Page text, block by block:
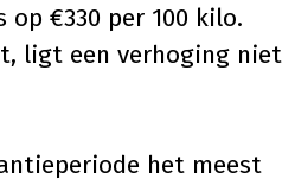
€330 per 100 kilo.
ligt een verhoging niet
het meest